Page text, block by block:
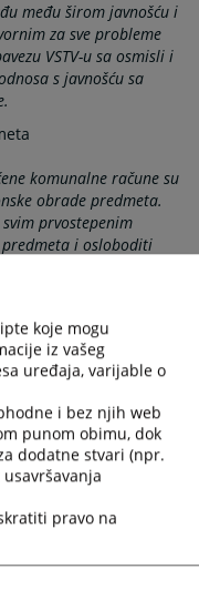
među širom javnošću i
za sve probleme
VSTV-u sa osmisli i
s javnošću sa
komunalne račune su
obrade predmeta.
prvostepenim
i osloboditi
na izvršenje.
je jedan od
koje mogu
iz vašeg
uređaja, varijable o
i bez njih web
punom obimu, dok
dodatne stvari (npr.
pravo na